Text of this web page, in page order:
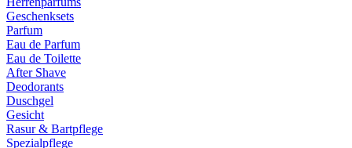
Geschenksets
Parfum
Eau de Parfum
Eau de Toilette
After Shave
Deodorants
Duschgel
Gesicht
Rasur & Bartpflege
Spezialpflege